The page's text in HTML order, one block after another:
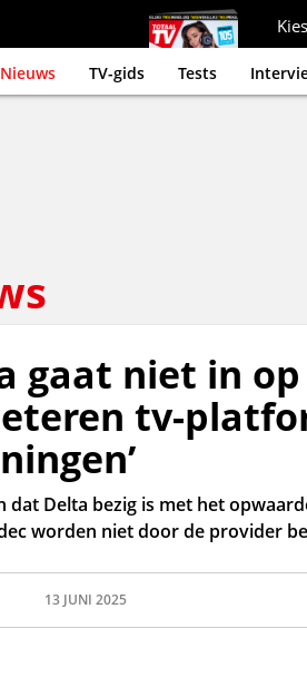
Nieuws TV-gids Tests
gaat niet in
tv-
dat Delta bezig is met het
worden niet door de provider
13 JUNI 2025